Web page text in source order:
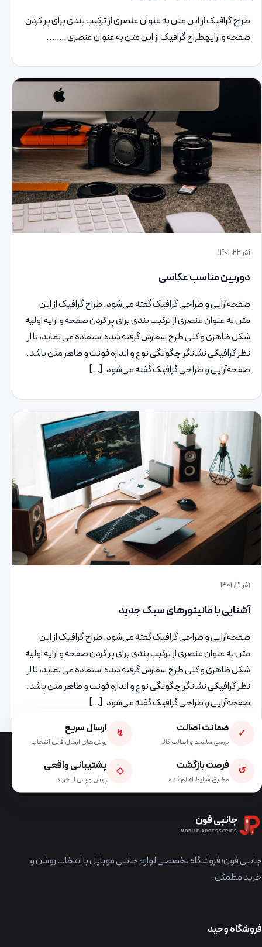
طراح گرافیک از این متن به عنوان عنصری از ترکیب بندی برای پر کردن
صفحه و ارایهطراح گرافیک از این متن به عنوان عنصری ……..
آذر 22, 1401
دوربین مناسب عکاسی
صفحه‌آرایی و طراحی گرافیک گفته می‌شود. طراح گرافیک از این
متن به عنوان عنصری از ترکیب بندی برای پر کردن صفحه و ارایه اولیه
شکل ظاهری و کلی طرح سفارش گرفته شده استفاده می نماید، تا از
نظر گرافیکی نشانگر چگونگی نوع و اندازه فونت و ظاهر متن باشد.
صفحه‌آرایی و طراحی گرافیک گفته می‌شود. […]
آذر 21, 1401
آشنایی با مانیتورهای سبک جدید
صفحه‌آرایی و طراحی گرافیک گفته می‌شود. طراح گرافیک از این
متن به عنوان عنصری از ترکیب بندی برای پر کردن صفحه و ارایه اولیه
شکل ظاهری و کلی طرح سفارش گرفته شده استفاده می نماید، تا از
نظر گرافیکی نشانگر چگونگی نوع و اندازه فونت و ظاهر متن باشد.
صفحه‌آرایی و طراحی گرافیک گفته می‌شود. […]
✓ ضمانت اصالت
بررسی سلامت و اصالت کالا
↯ ارسال سریع
روش‌های ارسال قابل انتخاب
↺ فرصت بازگشت
مطابق شرایط اعلام‌شده
◇ پشتیبانی واقعی
پیش و پس از خرید
جانبی فون
MOBILE ACCESSORIES
جانبی فون؛ فروشگاه تخصصی لوازم جانبی موبایل با انتخاب روشن و
خرید مطمئن.
فروشگاه وحید